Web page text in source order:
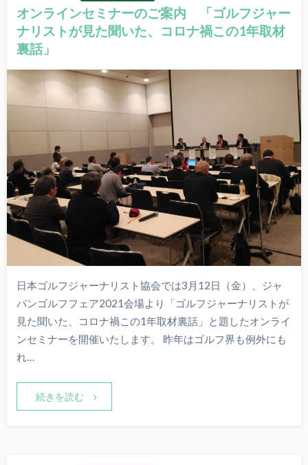
オンラインセミナーのご案内 「ゴルフジャー
ナリストが見た聞いた、コロナ禍この1年取材
裏話」
日本ゴルフジャーナリスト協会では3月12日（金）、ジャ
パンゴルフフェア2021会場より「ゴルフジャーナリストが
見た聞いた、コロナ禍この1年取材裏話」と題したオンライ
ンセミナーを開催いたします。 昨年はゴルフ界も例外にも
れ…
続きを読む